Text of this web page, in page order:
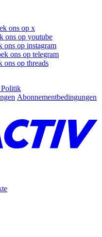
ons op x
ons op youtube
ons op instagram
ons op telegram
ons op threads
Abonnementbedingungen